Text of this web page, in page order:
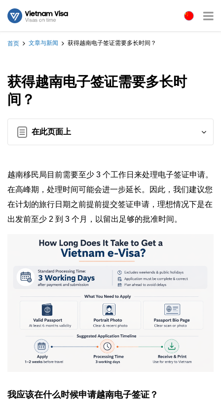
首页 文章与新闻 获得越南电子签证需要多长时间？
获得越南电子签证需要多长时
间？
在此页面上
越南移民局目前需要至少 3 个工作日来处理电子签证申请。
在高峰期，处理时间可能会进一步延长。因此，我们建议您
在计划的旅行日期之前提前提交签证申请，理想情况下是在
出发前至少 2 到 3 个月，以留出足够的批准时间。
我应该在什么时候申请越南电子签证？